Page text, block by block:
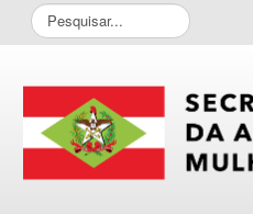
Pesquisar...